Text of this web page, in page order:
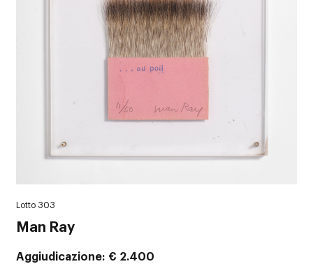
Lotto 303
Man Ray
Aggiudicazione € 2.400